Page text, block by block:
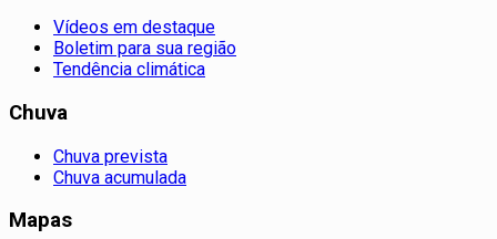
Vídeos em destaque
Boletim para sua região
Tendência climática
Chuva
Chuva prevista
Chuva acumulada
Mapas